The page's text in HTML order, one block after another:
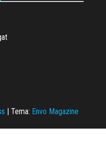
| Tema: Envo Magazine